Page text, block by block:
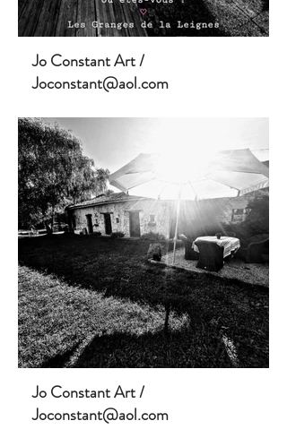
Jo Constant Art /
Joconstant@aol.com
Jo Constant Art /
Joconstant@aol.com